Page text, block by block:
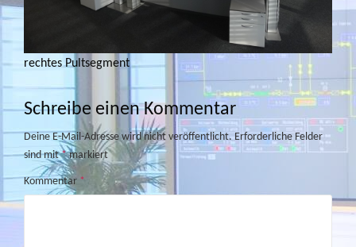
rechtes Pultsegment
Schreibe einen Kommentar
Deine E-Mail-Adresse wird nicht veröffentlicht. Erforderliche Felder
sind mit*markiert
Kommentar *